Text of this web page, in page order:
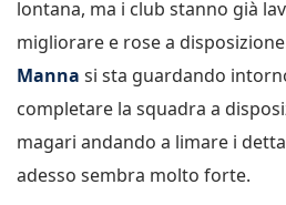
lontana, ma i club stanno già
migliorare e rose a
Manna si sta guardando
completare la squadra a
magari andando a limare i
adesso sembra molto forte.